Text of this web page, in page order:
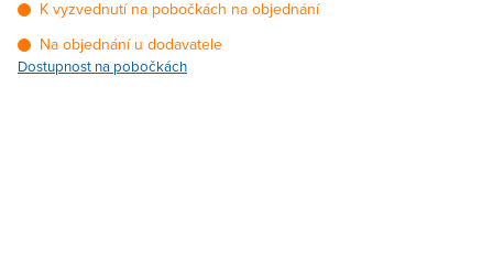
K vyzvednutí na pobočkách na objednání
Na objednání u dodavatele
Dostupnost na pobočkách